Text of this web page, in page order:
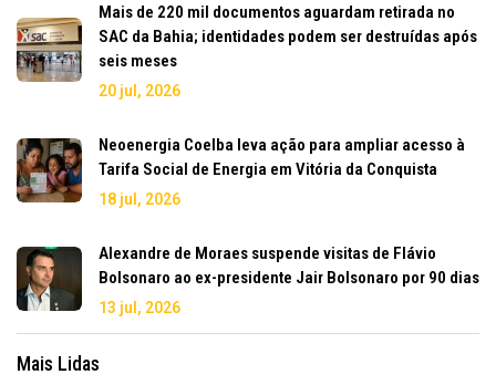
Mais de 220 mil documentos aguardam retirada no
SAC da Bahia; identidades podem ser destruídas após
seis meses
20 jul, 2026
Neoenergia Coelba leva ação para ampliar acesso à
Tarifa Social de Energia em Vitória da Conquista
18 jul, 2026
Alexandre de Moraes suspende visitas de Flávio
Bolsonaro ao ex-presidente Jair Bolsonaro por 90 dias
13 jul, 2026
Mais Lidas